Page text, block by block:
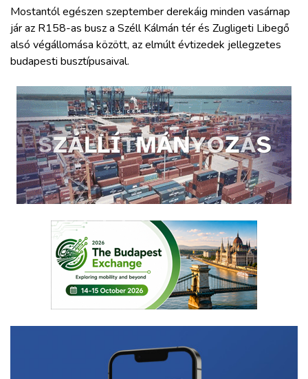
Mostantól egészen szeptember derekáig minden vasárnap
jár az R158-as busz a Széll Kálmán tér és Zugligeti Libegő
alsó végállomása között, az elmúlt évtizedek jellegzetes
budapesti busztípusaival.